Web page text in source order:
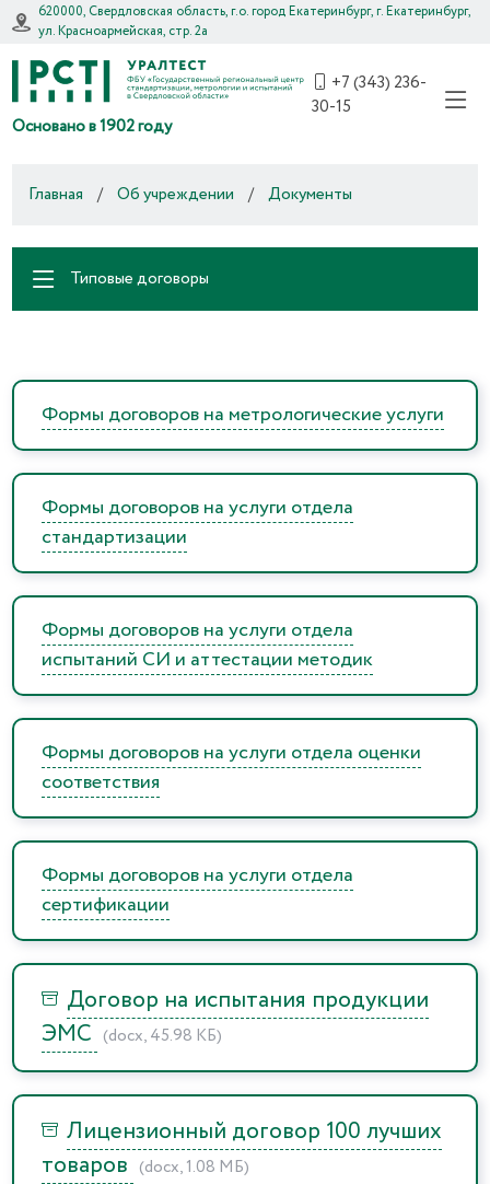
620000, Свердловская область, г.о. город Екатеринбург, г. Екатеринбург,
ул. Красноармейская, стр. 2а
Основано в 1902 году
+7 (343) 236-
30-15
Главная / Об учреждении / Документы
Типовые договоры
Формы договоров на метрологические услуги
Формы договоров на услуги отдела
стандартизации
Формы договоров на услуги отдела
испытаний СИ и аттестации методик
Формы договоров на услуги отдела оценки
соответствия
Формы договоров на услуги отдела
сертификации
Договор на испытания продукции
ЭМС (docx, 45.98 КБ)
Лицензионный договор 100 лучших
товаров (docx, 1.08 МБ)